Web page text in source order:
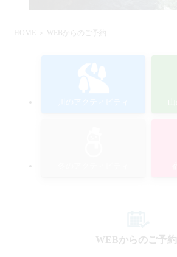
HOME ＞ WEBからのご予約
WEBからのご予約